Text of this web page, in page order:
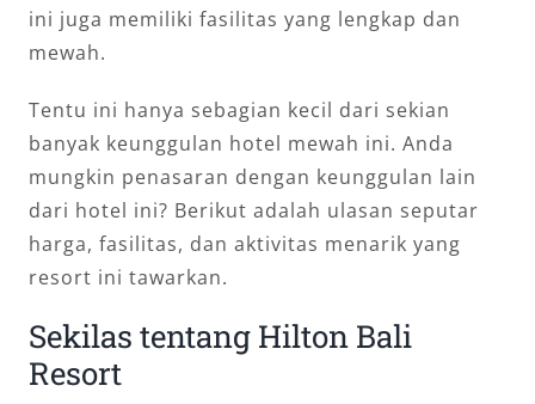
ini juga memiliki fasilitas yang lengkap dan
mewah.
Tentu ini hanya sebagian kecil dari sekian
banyak keunggulan hotel mewah ini. Anda
mungkin penasaran dengan keunggulan lain
dari hotel ini? Berikut adalah ulasan seputar
harga, fasilitas, dan aktivitas menarik yang
resort ini tawarkan.
Sekilas tentang Hilton Bali
Resort